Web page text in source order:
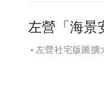
左營「海景
左營社宅版圖擴